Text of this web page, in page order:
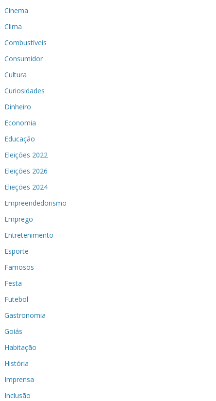
Cinema
Clima
Combustíveis
Consumidor
Cultura
Curiosidades
Dinheiro
Economia
Educação
Eleições 2022
Eleições 2026
Elieções 2024
Empreendedorismo
Emprego
Entretenimento
Esporte
Famosos
Festa
Futebol
Gastronomia
Goiás
Habitação
História
Imprensa
Inclusão